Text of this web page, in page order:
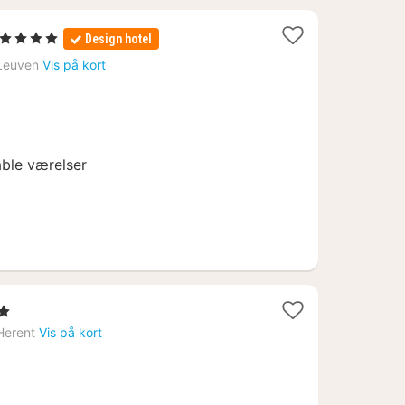
1
nat
, 4 Stjerner Design hotel
Vis på kort
værelser
Vis på kort